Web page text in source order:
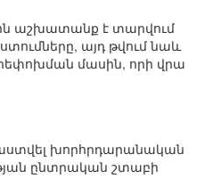
աշխատանք է տարվում
այդ թվում նաև
մասին, որի վրա
խորհրդարանական
ընտրական շտաբի